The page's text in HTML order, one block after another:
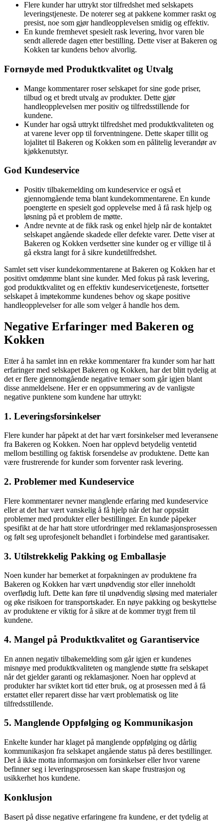
Flere kunder har uttrykt stor tilfredshet med selskapets
leveringstjeneste. De noterer seg at pakkene kommer raskt og
presist, noe som gjør handleopplevelsen smidig og effektiv.
En kunde fremhevet spesielt rask levering, hvor varen ble
sendt allerede dagen etter bestilling. Dette viser at Bakeren og
Kokken tar kundens behov alvorlig.
Fornøyde med Produktkvalitet og Utvalg
Mange kommentarer roser selskapet for sine gode priser,
tilbud og et bredt utvalg av produkter. Dette gjør
handleopplevelsen mer positiv og tilfredsstillende for
kundene.
Kunder har også uttrykt tilfredshet med produktkvaliteten og
at varene lever opp til forventningene. Dette skaper tillit og
lojalitet til Bakeren og Kokken som en pålitelig leverandør av
kjøkkenutstyr.
God Kundeservice
Positiv tilbakemelding om kundeservice er også et
gjennomgående tema blant kundekommentarene. En kunde
poengterte en spesielt god opplevelse med å få rask hjelp og
løsning på et problem de møtte.
Andre nevnte at de fikk rask og enkel hjelp når de kontaktet
selskapet angående skadede eller defekte varer. Dette viser at
Bakeren og Kokken verdsetter sine kunder og er villige til å
gå ekstra langt for å sikre kundetilfredshet.
Samlet sett viser kundekommentarene at Bakeren og Kokken har et
positivt omdømme blant sine kunder. Med fokus på rask levering,
god produktkvalitet og en effektiv kundeservicetjeneste, fortsetter
selskapet å imøtekomme kundenes behov og skape positive
handleopplevelser for alle som velger å handle hos dem.
Negative Erfaringer med Bakeren og
Kokken
Etter å ha samlet inn en rekke kommentarer fra kunder som har hatt
erfaringer med selskapet Bakeren og Kokken, har det blitt tydelig at
det er flere gjennomgående negative temaer som går igjen blant
disse anmeldelsene. Her er en oppsummering av de vanligste
negative punktene som kundene har uttrykt:
1. Leveringsforsinkelser
Flere kunder har påpekt at det har vært forsinkelser med leveransene
fra Bakeren og Kokken. Noen har opplevd betydelig ventetid
mellom bestilling og faktisk forsendelse av produktene. Dette kan
være frustrerende for kunder som forventer rask levering.
2. Problemer med Kundeservice
Flere kommentarer nevner manglende erfaring med kundeservice
eller at det har vært vanskelig å få hjelp når det har oppstått
problemer med produkter eller bestillinger. En kunde påpeker
spesifikt at de har hatt store utfordringer med reklamasjonsprosessen
og følt seg uprofesjonelt behandlet i forbindelse med garantisaker.
3. Utilstrekkelig Pakking og Emballasje
Noen kunder har bemerket at forpakningen av produktene fra
Bakeren og Kokken har vært unødvendig stor eller inneholdt
overflødig luft. Dette kan føre til unødvendig sløsing med materialer
og øke risikoen for transportskader. En nøye pakking og beskyttelse
av produktene er viktig for å sikre at de kommer trygt frem til
kundene.
4. Mangel på Produktkvalitet og Garantiservice
En annen negativ tilbakemelding som går igjen er kundenes
misnøye med produktkvaliteten og manglende støtte fra selskapet
når det gjelder garanti og reklamasjoner. Noen har opplevd at
produkter har sviktet kort tid etter bruk, og at prosessen med å få
erstattet eller reparert disse har vært problematisk og lite
tilfredsstillende.
5. Manglende Oppfølging og Kommunikasjon
Enkelte kunder har klaget på manglende oppfølging og dårlig
kommunikasjon fra selskapet angående status på deres bestillinger.
Det å ikke motta informasjon om forsinkelser eller hvor varene
befinner seg i leveringsprosessen kan skape frustrasjon og
usikkerhet hos kundene.
Konklusjon
Basert på disse negative erfaringene fra kundene, er det tydelig at